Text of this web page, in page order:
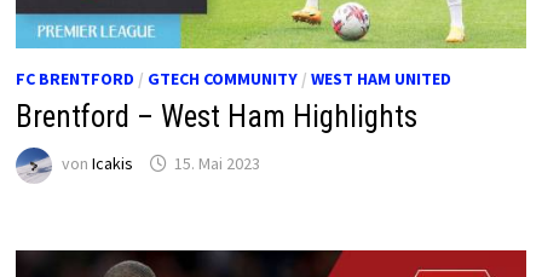
FC BRENTFORD / GTECH COMMUNITY/ WEST HAM UNITED
Brentford – West Ham Highlights
von Icakis 15. Mai 2023